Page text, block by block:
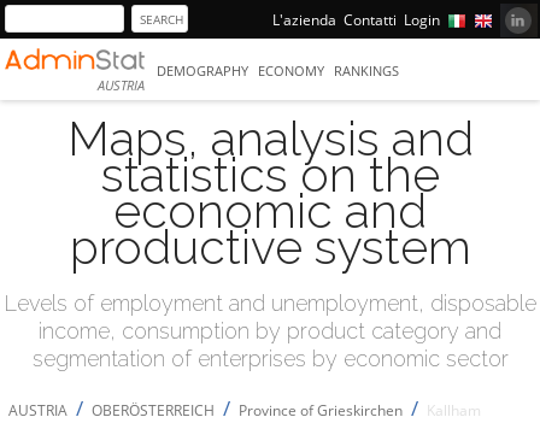
L'azienda Contatti Login
AUSTRIA
DEMOGRAPHY ECONOMY RANKINGS
Maps, analysis and
statistics on the
economic and
productive system
Levels of employment and unemployment, disposable
income, consumption by product category and
segmentation of enterprises by economic sector
AUSTRIA / OBERÖSTERREICH / Province of Grieskirchen / Kallham